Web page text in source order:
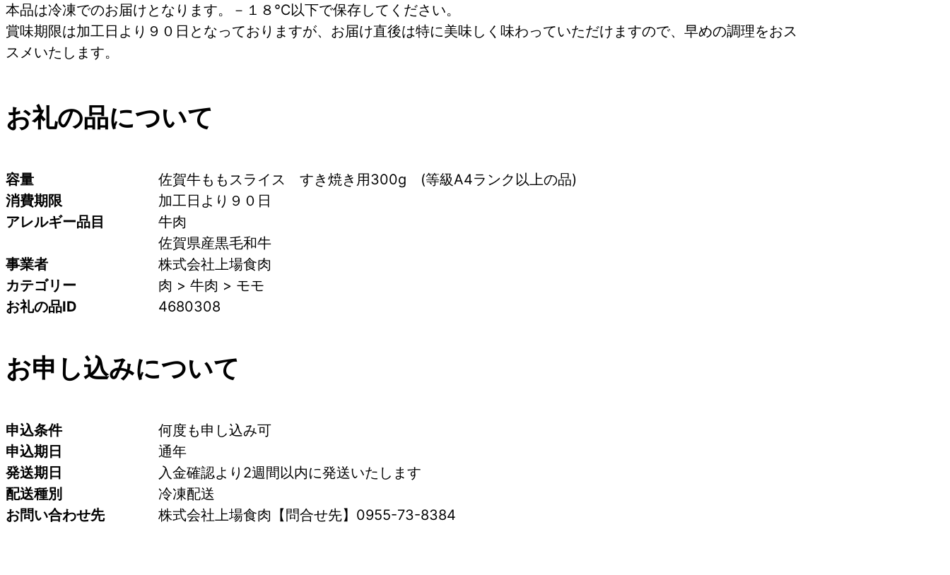
本品は冷凍でのお届けとなります。－１８℃以下で保存してください。
賞味期限は加工日より９０日となっておりますが、お届け直後は特に美味しく味わっていただけますので、早めの調理をおス
スメいたします。
お礼の品について
容量
佐賀牛ももスライス　すき焼き用300g　(等級A4ランク以上の品)
消費期限
加工日より９０日
アレルギー品目
牛肉
佐賀県産黒毛和牛
事業者
株式会社上場食肉
カテゴリー
肉 > 牛肉 > モモ
お礼の品ID
4680308
お申し込みについて
申込条件
何度も申し込み可
申込期日
通年
発送期日
入金確認より2週間以内に発送いたします
配送種別
冷凍配送
お問い合わせ先
株式会社上場食肉【問合せ先】0955-73-8384